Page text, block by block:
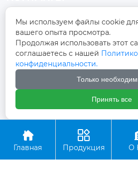

Промышленный парк,
район Чжоуцунь, город
Шаньдун
winston-
+86-13806434669
 +86 13806434669
Copyright ©ООО Зибо Хенгдин

Главная

Продукция О
Мы используем файлы cookie
вашего опыта просмотра.
Продолжая использовать этот
соглашаетесь с нашей
конфиденциальности.
Только
Принять все